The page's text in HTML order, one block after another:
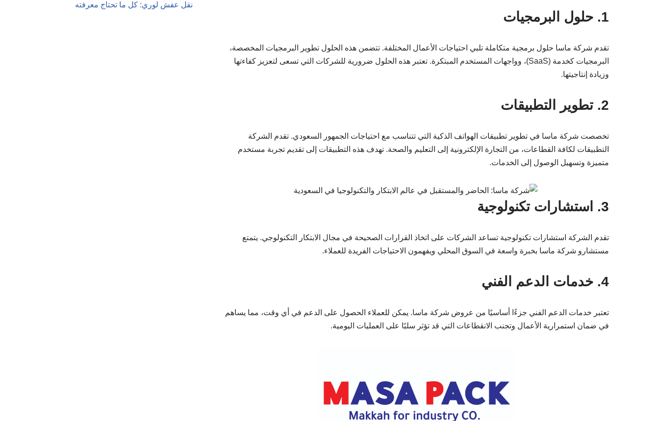
1. حلول البرمجيات
تقدم شركة ماسا حلول برمجية متكاملة تلبي احتياجات الأعمال المختلفة. تتضمن هذه الحلول تطوير البرمجيات المخصصة،
البرمجيات كخدمة (SaaS)، وواجهات المستخدم المبتكرة. تعتبر هذه الحلول ضرورية للشركات التي تسعى لتعزيز كفاءتها
وزيادة إنتاجيتها.
2. تطوير التطبيقات
تخصصت شركة ماسا في تطوير تطبيقات الهواتف الذكية التي تتناسب مع احتياجات الجمهور السعودي. تقدم الشركة
التطبيقات لكافة القطاعات، من التجارة الإلكترونية إلى التعليم والصحة. تهدف هذه التطبيقات إلى تقديم تجربة مستخدم
متميزة وتسهيل الوصول إلى الخدمات.
3. استشارات تكنولوجية
تقدم الشركة استشارات تكنولوجية تساعد الشركات على اتخاذ القرارات الصحيحة في مجال الابتكار التكنولوجي. يتمتع
مستشارو شركة ماسا بخبرة واسعة في السوق المحلي ويفهمون الاحتياجات الفريدة للعملاء.
4. خدمات الدعم الفني
تعتبر خدمات الدعم الفني جزءًا أساسيًا من عروض شركة ماسا. يمكن للعملاء الحصول على الدعم في أي وقت، مما يساهم
في ضمان استمرارية الأعمال وتجنب الانقطاعات التي قد تؤثر سلبًا على العمليات اليومية.
نقل عفش لوري: كل ما تحتاج معرفته